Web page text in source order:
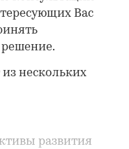
Вас
нескольких
развития